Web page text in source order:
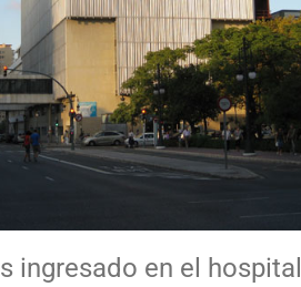
ingresado en el